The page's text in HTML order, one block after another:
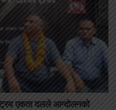
एकता दलले आन्दोलनको